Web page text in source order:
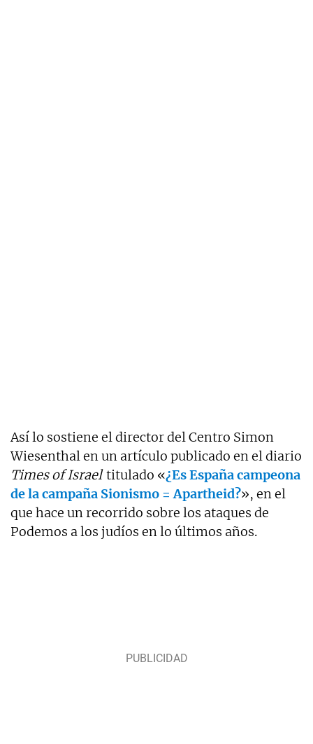
Así lo sostiene el director del Centro Simon
Wiesenthal en un artículo publicado en el diario
Times of Israeltitulado «¿EsEspaña campeona
de la campaña Sionismo = Apartheid?», en el
que hace un recorrido sobre los ataques de
Podemos a los judíos en lo últimos años.